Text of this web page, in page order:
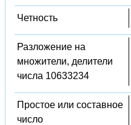
Четность
Разложение на
множители, делители
числа 10633234
Простое или составное
число